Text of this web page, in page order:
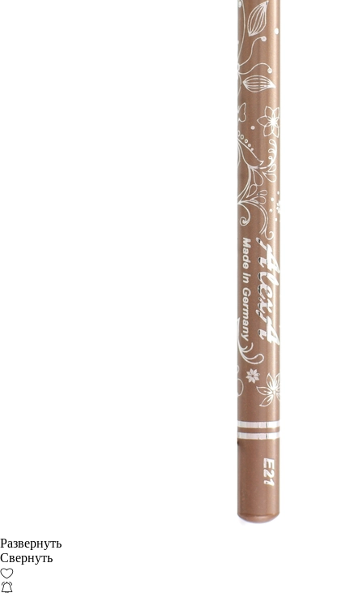
Развернуть
Свернуть